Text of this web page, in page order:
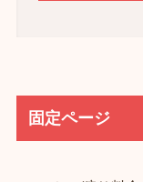
固定ページ